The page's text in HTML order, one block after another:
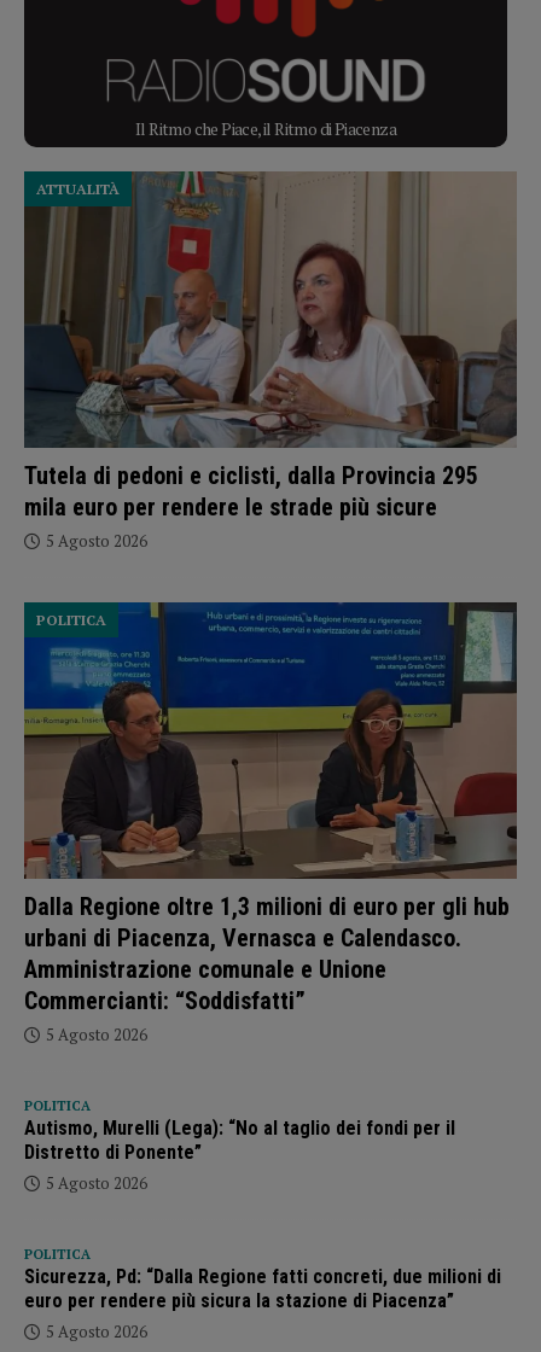
Il Ritmo che Piace, il Ritmo di Piacenza
Tutela di pedoni e ciclisti, dalla Provincia 295
mila euro per rendere le strade più sicure
ATTUALITÀ
5 Agosto 2026
Dalla Regione oltre 1,3 milioni di euro per gli hub
urbani di Piacenza, Vernasca e Calendasco.
Amministrazione comunale e Unione
Commercianti: “Soddisfatti”
POLITICA
5 Agosto 2026
POLITICA
Autismo, Murelli (Lega): “No al taglio dei fondi per il
Distretto di Ponente”
5 Agosto 2026
POLITICA
Sicurezza, Pd: “Dalla Regione fatti concreti, due milioni di
euro per rendere più sicura la stazione di Piacenza”
5 Agosto 2026